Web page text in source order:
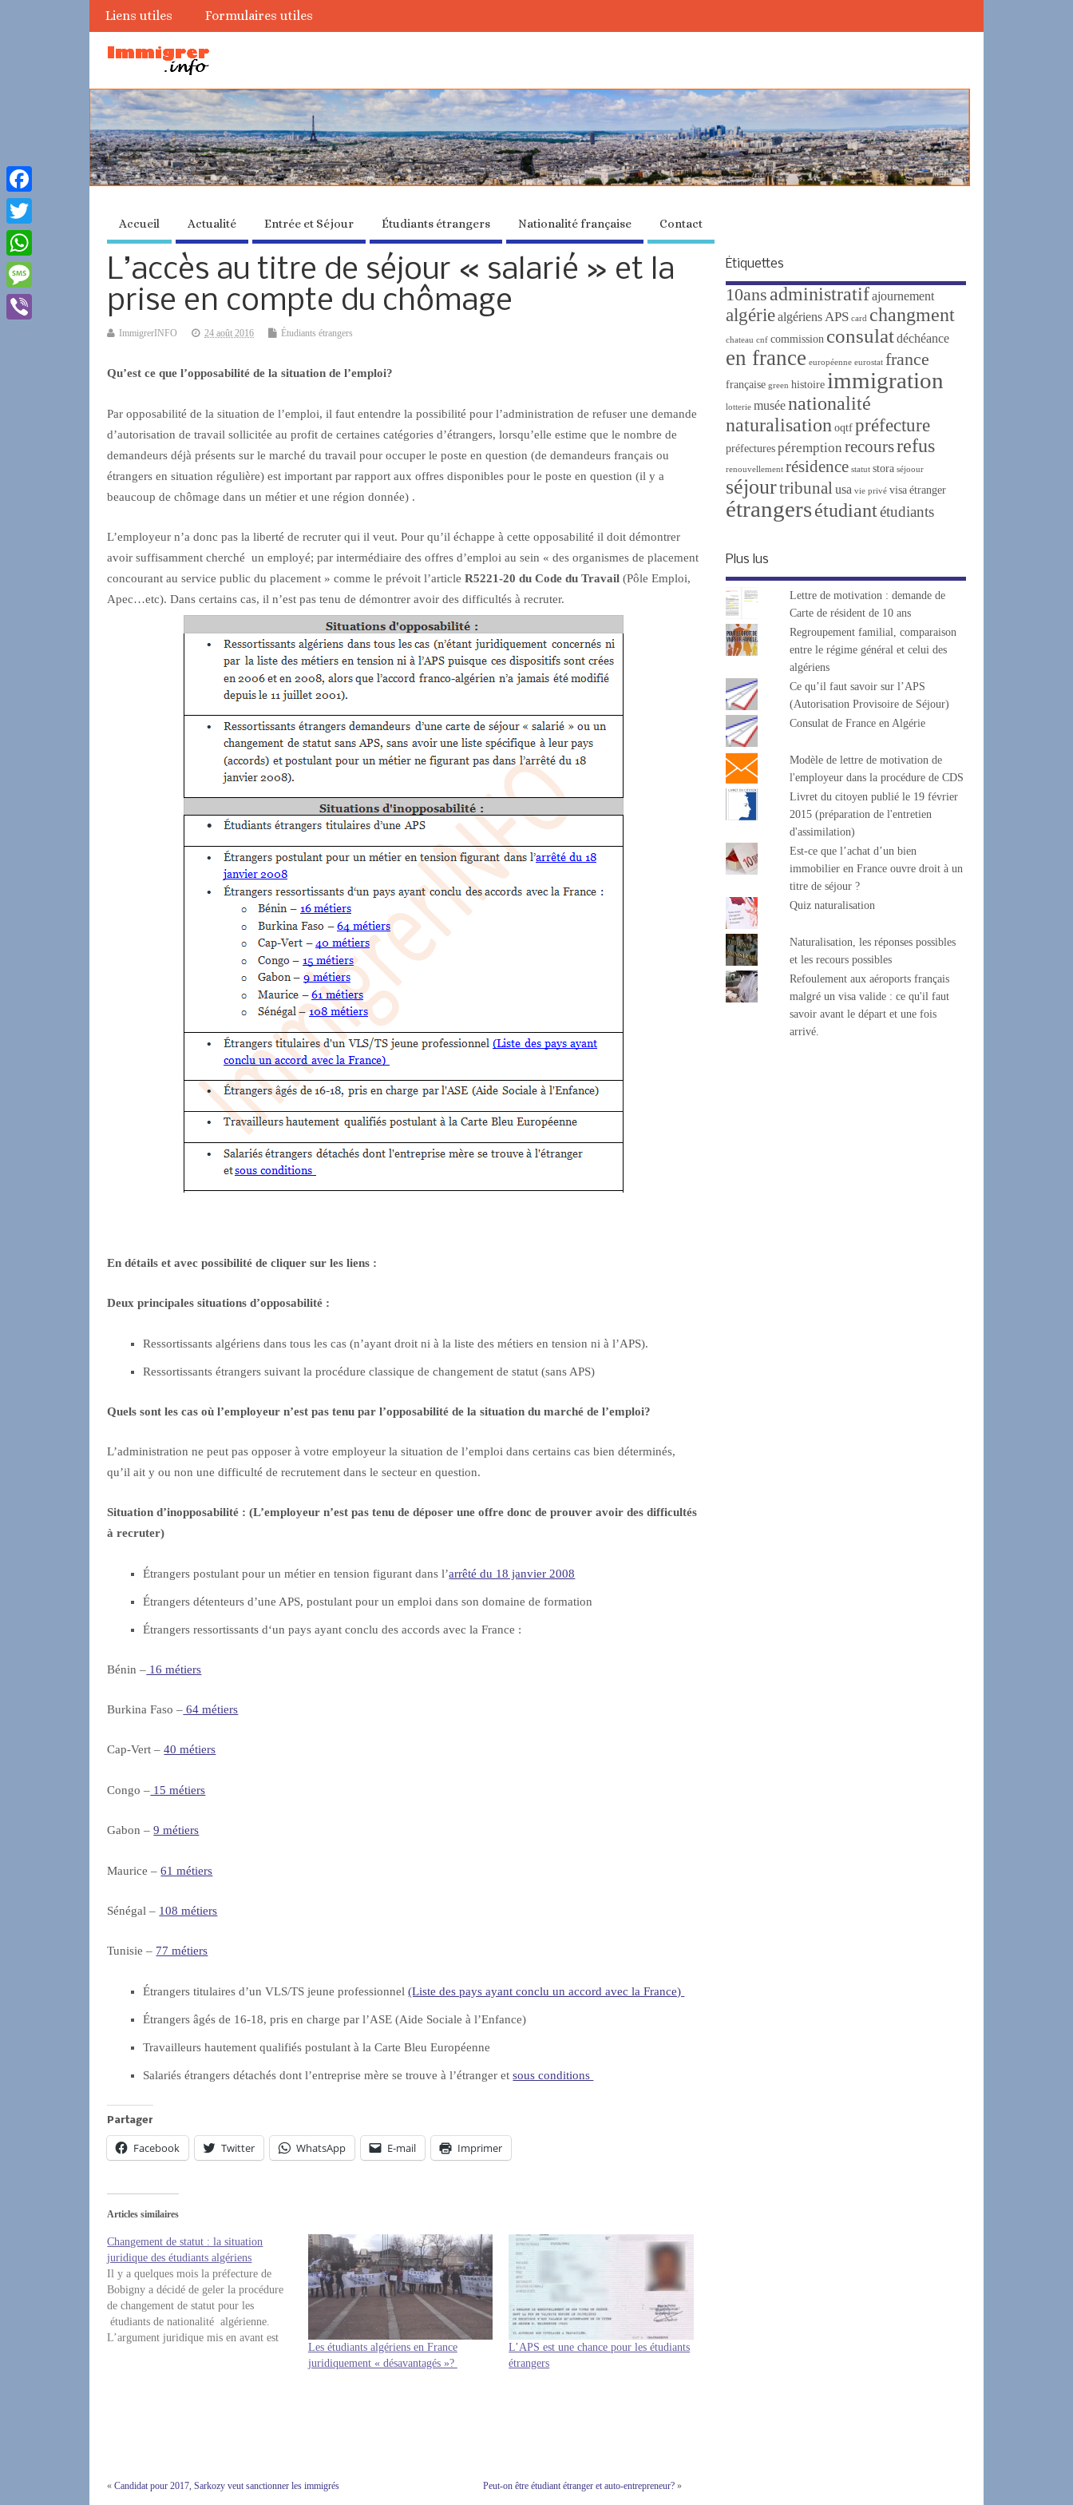
Liens utiles Formulaires utiles
Accueil Actualité Entrée et Séjour Étudiants étrangers Nationalité française Contact
L’accès au titre de séjour « salarié » et la
prise en compte du chômage
ImmigrerINFO 24 août 2016 Étudiants étrangers
Qu’est ce que l’opposabilité de la situation de l’emploi?
Par opposabilité de la situation de l’emploi, il faut entendre la possibilité pour l’administration de refuser une demande
d’autorisation de travail sollicitée au profit de certaines catégories d’étrangers, lorsqu’elle estime que le nombre de
demandeurs déjà présents sur le marché du travail pour occuper le poste en question (de demandeurs français ou
étrangers en situation régulière) est important par rapport aux offres disponibles pour le poste en question (il y a
beaucoup de chômage dans un métier et une région donnée) .
L’employeur n’a donc pas la liberté de recruter qui il veut. Pour qu’il échappe à cette opposabilité il doit démontrer
avoir suffisamment cherché un employé; par intermédiaire des offres d’emploi au sein « des organismes de placement
concourant au service public du placement » comme le prévoit l’articleR5221-20 du Code du Travail(Pôle Emploi,
Apec…etc). Dans certains cas, il n’est pas tenu de démontrer avoir des difficultés à recruter.
En détails et avec possibilité de cliquer sur les liens :
Deux principales situations d’opposabilité :
Ressortissants algériens dans tous les cas (n’ayant droit ni à la liste des métiers en tension ni à l’APS).
Ressortissants étrangers suivant la procédure classique de changement de statut (sans APS)
Quels sont les cas où l’employeur n’est pas tenu par l’opposabilité de la situation du marché de l’emploi?
L’administration ne peut pas opposer à votre employeur la situation de l’emploi dans certains cas bien déterminés,
qu’il ait y ou non une difficulté de recrutement dans le secteur en question.
Situation d’inopposabilité : (L’employeur n’est pas tenu de déposer une offre donc de prouver avoir des difficultés
à recruter)
Étrangers postulant pour un métier en tension figurant dans l’arrêté du 18 janvier 2008
Étrangers détenteurs d’une APS, postulant pour un emploi dans son domaine de formation
Étrangers ressortissants d‘un pays ayant conclu des accords avec la France :
Bénin – 16 métiers
Burkina Faso – 64 métiers
Cap-Vert –40 métiers
Congo – 15 métiers
Gabon –9 métiers
Maurice –61 métiers
Sénégal – 108 métiers
Tunisie – 77 métiers
Étrangers titulaires d’un VLS/TS jeune professionnel(Liste des pays ayant conclu un accord avec la France)
Étrangers âgés de 16-18, pris en charge par l’ASE (Aide Sociale à l’Enfance)
Travailleurs hautement qualifiés postulant à la Carte Bleu Européenne
Salariés étrangers détachés dont l’entreprise mère se trouve à l’étranger etsous conditions
Partager
Facebook Twitter WhatsApp E-mail Imprimer
Articles similaires
Changement de statut : la situation
juridique des étudiants algériens
Il y a quelques mois la préfecture de
Bobigny a décidé de geler la procédure
de changement de statut pour les
étudiants de nationalité algérienne.
L’argument juridique mis en avant est
Les étudiants algériens en France
juridiquement « désavantagés »?
L’APS est une chance pour les étudiants
étrangers
«Candidat pour 2017, Sarkozy veut sanctionner les immigrés Peut-on être étudiant étranger et auto-entrepreneur? »
Étiquettes
10ans administratif ajournement
algérie algériens APS card changment
chateau cnf commission consulat déchéance
en france européenne eurostat france
française green histoire immigration
lotterie musée nationalité
naturalisation oqtf préfecture
préfectures péremption recoursrefus
renouvellement résidence statut stora séjoour
séjourtribunal usa vie privé visa étranger
étrangersétudiantétudiants
Plus lus
Lettre de motivation : demande de
Carte de résident de 10 ans
Regroupement familial, comparaison
entre le régime général et celui des
algériens
Ce qu’il faut savoir sur l’APS
(Autorisation Provisoire de Séjour)
Consulat de France en Algérie
Modèle de lettre de motivation de
l'employeur dans la procédure de CDS
Livret du citoyen publié le 19 février
2015 (préparation de l'entretien
d'assimilation)
Est-ce que l’achat d’un bien
immobilier en France ouvre droit à un
titre de séjour ?
Quiz naturalisation
Naturalisation, les réponses possibles
et les recours possibles
Refoulement aux aéroports français
malgré un visa valide : ce qu'il faut
savoir avant le départ et une fois
arrivé.
Facebook
Twitter
WhatsApp
Message